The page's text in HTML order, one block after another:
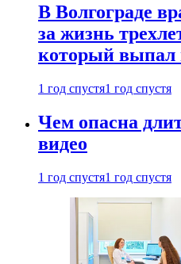
В Волгограде
за жизнь
который выпал
1 год спустя1 год спустя
Чем опасна
видео
1 год спустя1 год спустя